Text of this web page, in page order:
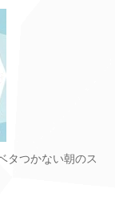
タつかない朝のス